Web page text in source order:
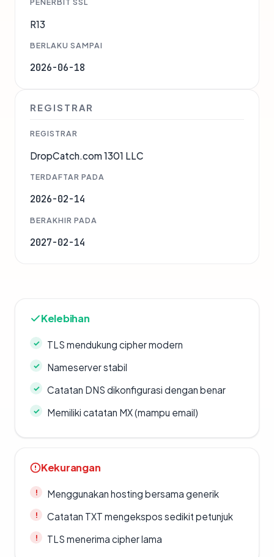
PENERBIT SSL
R13
BERLAKU SAMPAI
2026-06-18
REGISTRAR
REGISTRAR
DropCatch.com 1301 LLC
TERDAFTAR PADA
2026-02-14
BERAKHIR PADA
2027-02-14
Kelebihan
TLS mendukung cipher modern
Nameserver stabil
Catatan DNS dikonfigurasi dengan benar
Memiliki catatan MX (mampu email)
Kekurangan
Menggunakan hosting bersama generik
Catatan TXT mengekspos sedikit petunjuk
TLS menerima cipher lama